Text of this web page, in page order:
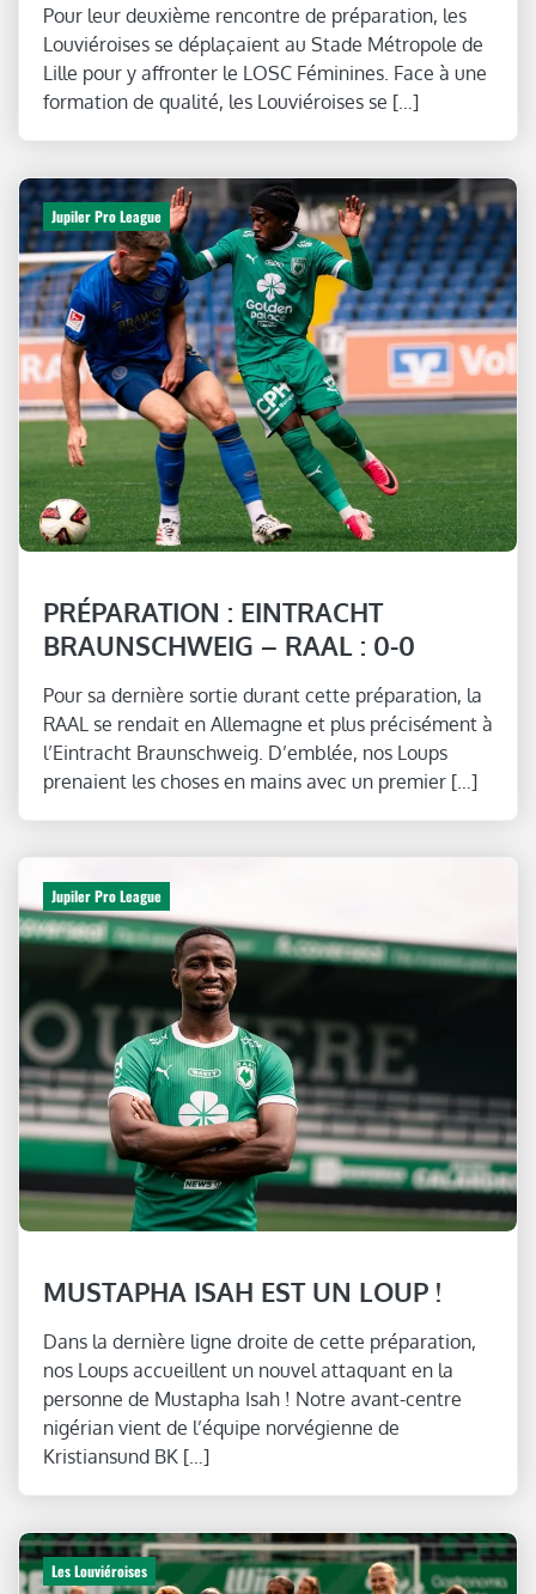
Pour leur deuxième rencontre de préparation, les
Louviéroises se déplaçaient au Stade Métropole de
Lille pour y affronter le LOSC Féminines. Face à une
formation de qualité, les Louviéroises se […]
Jupiler Pro League
PRÉPARATION : EINTRACHT
BRAUNSCHWEIG – RAAL : 0-0
Pour sa dernière sortie durant cette préparation, la
RAAL se rendait en Allemagne et plus précisément à
l’Eintracht Braunschweig. D’emblée, nos Loups
prenaient les choses en mains avec un premier […]
Jupiler Pro League
MUSTAPHA ISAH EST UN LOUP !
Dans la dernière ligne droite de cette préparation,
nos Loups accueillent un nouvel attaquant en la
personne de Mustapha Isah ! Notre avant-centre
nigérian vient de l’équipe norvégienne de
Kristiansund BK […]
Les Louviéroises